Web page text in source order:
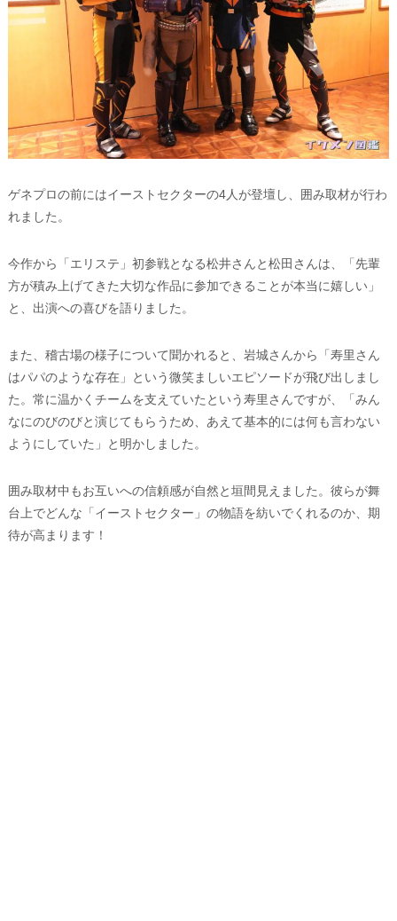
ゲネプロの前にはイーストセクターの4人が登壇し、囲み取材が行わ
れました。
今作から「エリステ」初参戦となる松井さんと松田さんは、「先輩
方が積み上げてきた大切な作品に参加できることが本当に嬉しい」
と、出演への喜びを語りました。
また、稽古場の様子について聞かれると、岩城さんから「寿里さん
はパパのような存在」という微笑ましいエピソードが飛び出しまし
た。常に温かくチームを支えていたという寿里さんですが、「みん
なにのびのびと演じてもらうため、あえて基本的には何も言わない
ようにしていた」と明かしました。
囲み取材中もお互いへの信頼感が自然と垣間見えました。彼らが舞
台上でどんな「イーストセクター」の物語を紡いでくれるのか、期
待が高まります！